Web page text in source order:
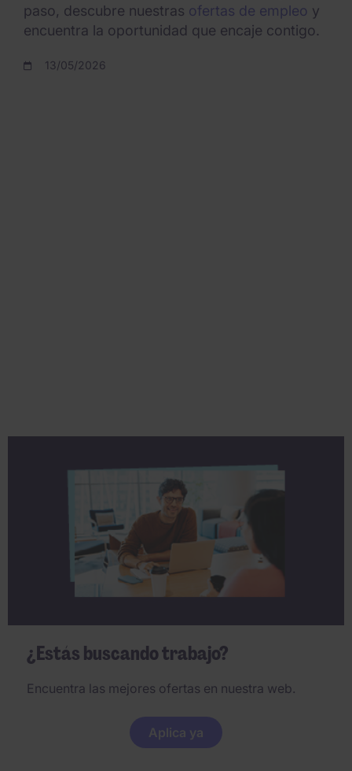
paso, descubre nuestras ofertas de empleo y
encuentra la oportunidad que encaje contigo.
13/05/2026
¿Estás buscando trabajo?
Encuentra las mejores ofertas en nuestra web.
Aplica ya